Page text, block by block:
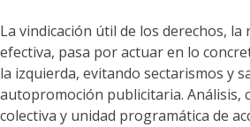
La vindicación útil de los derechos, la
efectiva, pasa por actuar en lo
la izquierda, evitando sectarismos y
autopromoción publicitaria. Análisis,
colectiva y unidad programática de